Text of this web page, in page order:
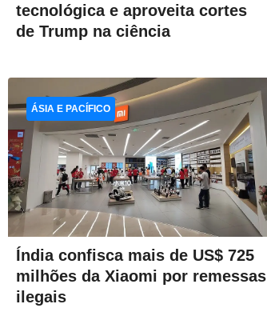
tecnológica e aproveita cortes
de Trump na ciência
Índia confisca mais de US$ 725
milhões da Xiaomi por remessas
ilegais
ÁSIA E PACÍFICO